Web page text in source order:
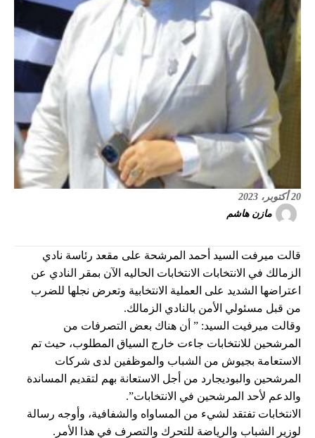
20 أكتوبر، 2023
مازن هاشم
قالت ميرفت السيد أحمد المرشحة على مقعد رئاسة نادي
الزمالك في الانتخابات الانتخابات الحاليه الآن بمقر النادي عن
اعتراضها الشديد على العملية الانتخابية وتعرض نجلها للضرب
من قبل مسئولي الأمن بالنادي الزمالك.
وقالت ميرفيت السيد: ” أن هناك بعض التصرفات من
المرشحين للانتخابات جاءت خارج السياق المطلوب، حيث تم
الاستعامة بجيوش من الشباب والموظفين لدى شركات
المرشحين والبوديجارد من أجل الاستعانة بهم لتقديم المساندة
والدعم لأحد المرشحين في الانتخابات”.
الانتخابات تفتقد لشيء من المساواه والشفافية، وأوجه رسالة
لوزير الشباب والرياضة للتحرك والتصرف في هذا الأمر.